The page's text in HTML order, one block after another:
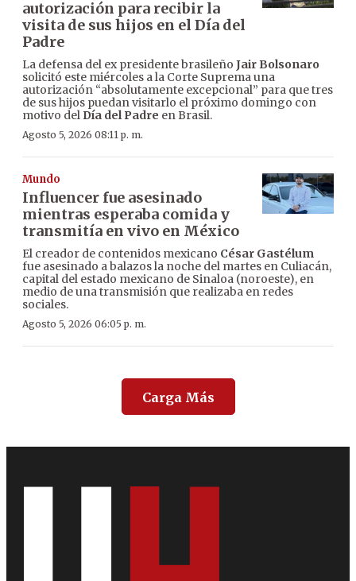
autorización para recibir la
visita de sus hijos en el Día del
Padre
La defensa del ex presidente brasileño Jair Bolsonaro
solicitó este miércoles a la Corte Suprema una
autorización “absolutamente excepcional” para que tres
de sus hijos puedan visitarlo el próximo domingo con
motivo del Día del Padre en Brasil.
Agosto 5, 2026 08:11 p. m.
Mundo
Influencer fue asesinado
mientras esperaba comida y
transmitía en vivo en México
El creador de contenidos mexicano César Gastélum
fue asesinado a balazos la noche del martes en Culiacán,
capital del estado mexicano de Sinaloa (noroeste), en
medio de una transmisión que realizaba en redes
sociales.
Agosto 5, 2026 06:05 p. m.
Carga Más